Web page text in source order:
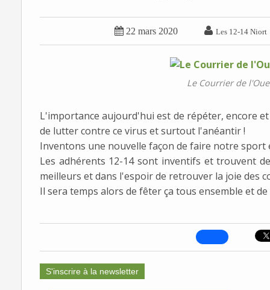
 22 mars 2020  Les 12-14 Niort
Le Courrier de
L'importance aujourd'hui est de répéter, encore
de lutter contre ce virus et surtout l'anéantir !
Inventons une nouvelle façon de faire notre sport
Les adhérents 12-14 sont inventifs et trouvent
meilleurs et dans l'espoir de retrouver la joie des
Il sera temps alors de fêter ça tous ensemble et
S'inscrire à la newsletter